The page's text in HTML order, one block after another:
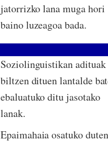
jatorrizko lana muga hori
baino luzeagoa bada.
Soziolinguistikan adituak
biltzen dituen lantalde
ebaluatuko ditu jasotako
lanak.
Epaimahaia osatuko duten